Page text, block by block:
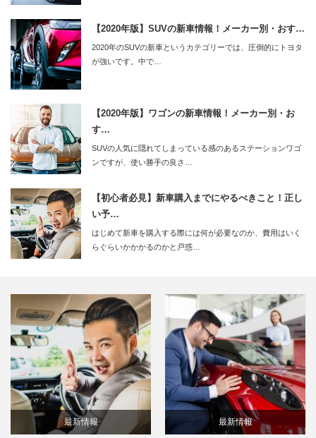
【2020年版】SUVの新車情報！メーカー別・おす…
2020年のSUVの新車というカテゴリーでは、圧倒的にトヨタ
が強いです。中で…
【2020年版】ワゴンの新車情報！メーカー別・お
す…
SUVの人気に隠れてしまっている感のあるステーションワゴ
ンですが、使い勝手の良さ…
【初心者必見】新車購入までにやるべきこと！正し
い予…
はじめて新車を購入する際には何が必要なのか、費用はいく
らぐらいかかかるのかと戸惑…
最新情報 最新情報